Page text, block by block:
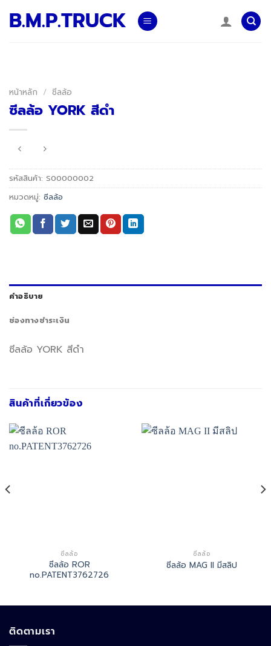
B.M.P.TRUCK
หน้าหลัก / ซีลล้อ
ซีลล้อ YORK สีดำ
รหัสสินค้า: S00000002
หมวดหมู่: ซีลล้อ
คำอธิบาย
ช่องทางชำระเงิน
ซีลล้อ YORK สีดำ
สินค้าที่เกี่ยวข้อง
ซีลล้อ
ซีลล้อ ROR
no.PATENT3762726
ซีลล้อ
ซีลล้อ MAG II มีสลิป
ติดตามเรา